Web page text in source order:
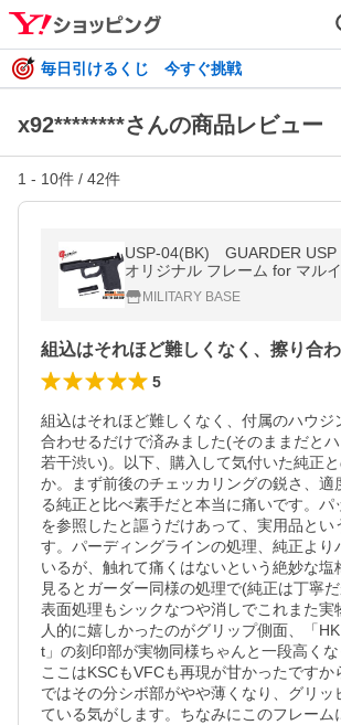
毎日引けるくじ 今すぐ挑戦
x92********さんの商品レビュー
1 - 10件 / 42件
USP-04(BK) GUARDER USP
オリジナル フレーム for マル
MILITARY BASE
5
組込はそれほど難しくなく、付属のハウジ
合わせるだけで済みました(そのままだと
若干渋い)。以下、購入して気付いた純正
か。まず前後のチェッカリングの鋭さ、適
る純正と比べ素手だと本当に痛いです。パ
を参照したと謳うだけあって、実用品とい
す。パーディングラインの処理、純正より
いるが、触れて痛くはないという絶妙な塩
見るとガーダー同様の処理で(純正は丁寧だ
表面処理もシックなつや消しでこれまた実
人的に嬉しかったのがグリップ側面、「
t」の刻印部が実物同様ちゃんと一段高くな
ここはKSCもVFCも再現が甘かったですか
ではその分シボ部がやや薄くなり、グリッ
ている気がします。ちなみにこのフレーム